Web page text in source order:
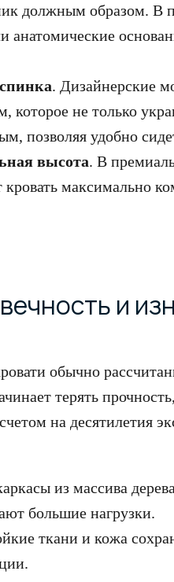
должным образом. В
анатомические
. Дизайнерские
которое не только
позволяя удобно
высота. В
кровать максимально
и
обычно
терять
на десятилетия
из массива
большие нагрузки.
ткани и кожа